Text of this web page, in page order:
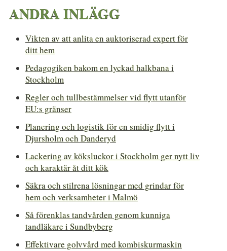
ANDRA INLÄGG
Vikten av att anlita en auktoriserad expert för
ditt hem
Pedagogiken bakom en lyckad halkbana i
Stockholm
Regler och tullbestämmelser vid flytt utanför
EU:s gränser
Planering och logistik för en smidig flytt i
Djursholm och Danderyd
Lackering av köksluckor i Stockholm ger nytt liv
och karaktär åt ditt kök
Säkra och stilrena lösningar med grindar för
hem och verksamheter i Malmö
Så förenklas tandvården genom kunniga
tandläkare i Sundbyberg
Effektivare golvvård med kombiskurmaskin